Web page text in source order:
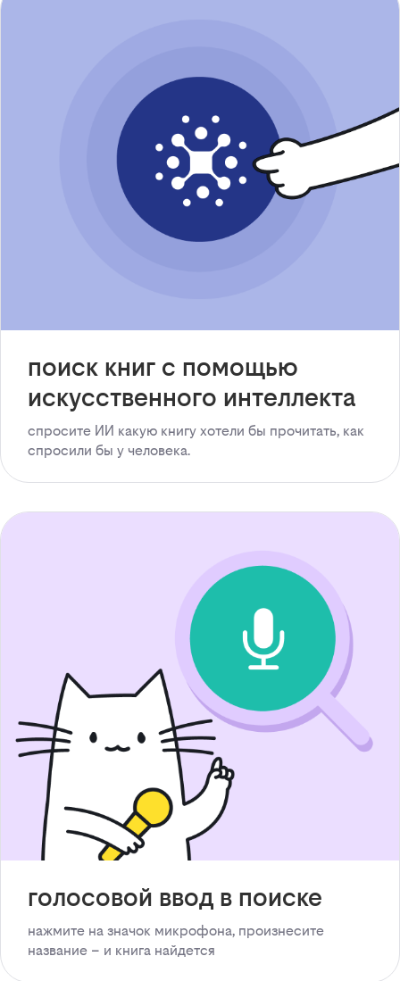
поиск книг с помощью
искусственного интеллекта
спросите ИИ какую книгу хотели бы прочитать, как
спросили бы у человека.
голосовой ввод в поиске
нажмите на значок микрофона, произнесите
название – и книга найдется